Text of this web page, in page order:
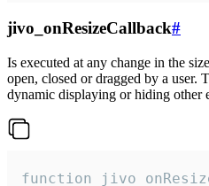
jivo_onResizeCallback#
Is executed at any change in the
open, closed or dragged by a user.
dynamic displaying or hiding other
function